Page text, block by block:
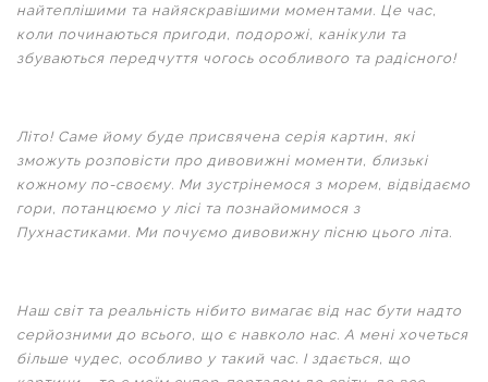
найтеплішими та найяскравішими моментами. Це час,
коли починаються пригоди, подорожі, канікули та
збуваються передчуття чогось особливого та радісного!
Літо! Саме йому буде присвячена серія картин, які
зможуть розповісти про дивовижні моменти, близькі
кожному по-своєму. Ми зустрінемося з морем, відвідаємо
гори, потанцюємо у лісі та познайомимося з
Пухнастиками. Ми почуємо дивовижну пісню цього літа.
Наш світ та реальність нібито вимагає від нас бути надто
серйозними до всього, що є навколо нас. А мені хочеться
більше чудес, особливо у такий час. І здається, що